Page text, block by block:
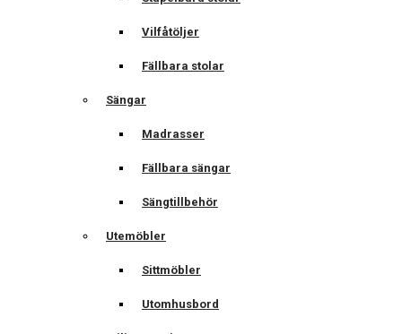
Vilfåtöljer
Fällbara stolar
Sängar
Madrasser
Fällbara sängar
Sängtillbehör
Utemöbler
Sittmöbler
Utomhusbord